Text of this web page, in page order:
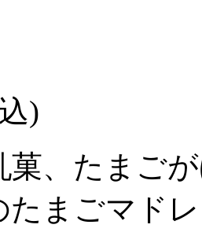
)
菓、たまご
たまごマド